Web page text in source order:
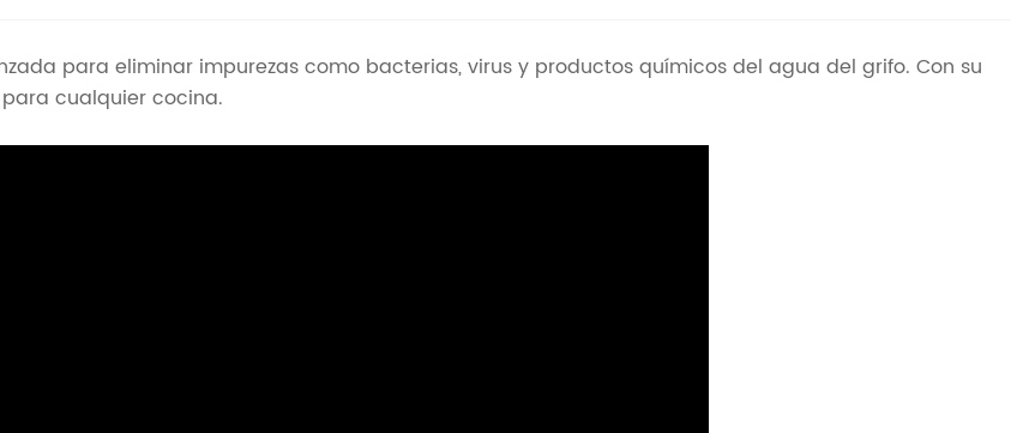
para eliminar impurezas como bacterias, virus y productos químicos del agua del grifo. Con su
cualquier cocina.